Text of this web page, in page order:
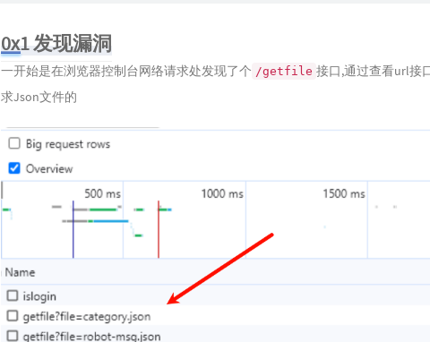
0x1 发现漏洞
一开始是在浏览器控制台网络请求处发现了个 /getfile 接口,通过查看url接
求Json文件的